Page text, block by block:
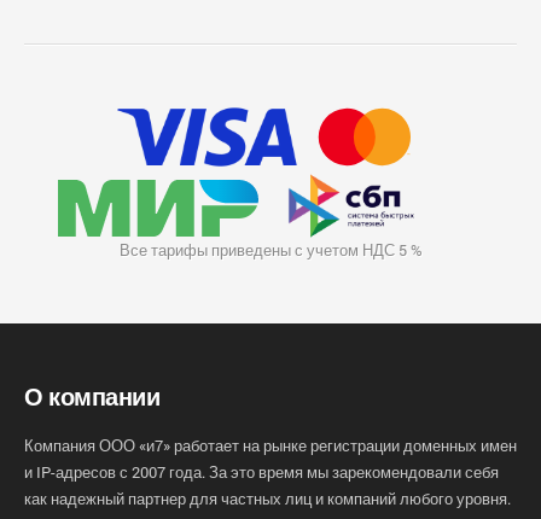
Все тарифы приведены с учетом НДС 5 %
О компании
Компания ООО «и7» работает на рынке регистрации доменных имен
и IP-адресов с 2007 года. За это время мы зарекомендовали себя
как надежный партнер для частных лиц и компаний любого уровня.